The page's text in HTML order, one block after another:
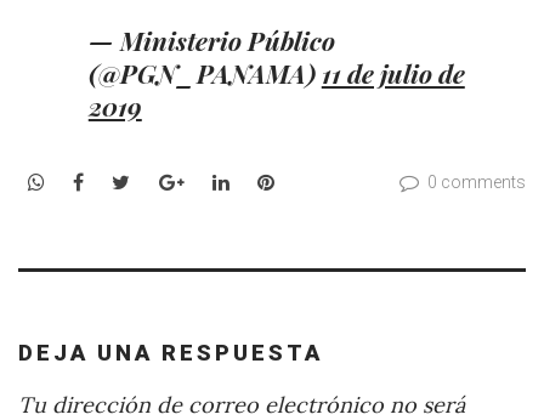
— Ministerio Público
(@PGN_PANAMA) 11 de julio de
2019
WhatsApp
Facebook
TwitterGoogle+LinkedInPinterest 0 comments
DEJA UNA RESPUESTA
Tu dirección de correo electrónico no será